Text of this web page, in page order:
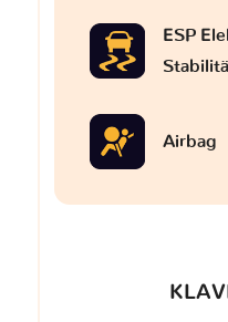
ESP
Airbag